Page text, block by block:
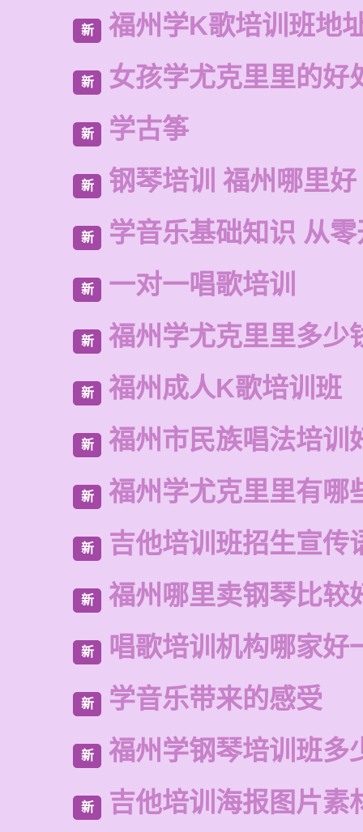
新 福州学K歌培训班地
新 女孩学尤克里里的好
新 学古筝
新 钢琴培训 福州哪里好
新 学音乐基础知识 从
新 一对一唱歌培训
新 福州学尤克里里多少
新 福州成人K歌培训班
新 福州市民族唱法培训
新 福州学尤克里里有哪
新 吉他培训班招生宣传
新 福州哪里卖钢琴比较
新 唱歌培训机构哪家好
新 学音乐带来的感受
新 福州学钢琴培训班多
新 吉他培训海报图片素